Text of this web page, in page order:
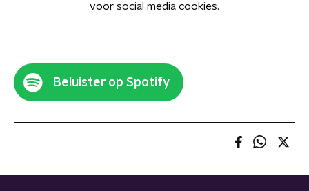
voor social media cookies.
Beluister op Spotify